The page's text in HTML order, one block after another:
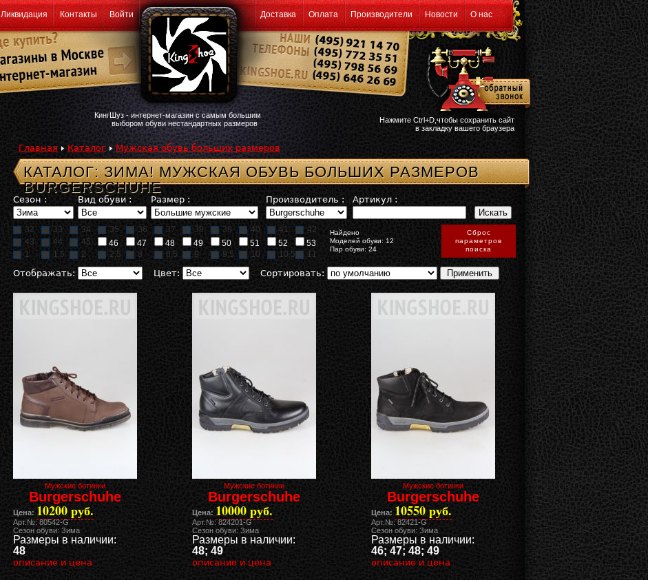
Ликвидация Контакты Войти Доставка Оплата Производители Новости О нас
КингШуз - интернет-магазин с самым большим
выбором обуви нестандартных размеров
Нажмите Ctrl+D,чтобы сохранить сайт
в закладку вашего браузера
Главная Каталог Мужская обувь больших размеров
КАТАЛОГ: ЗИМА! МУЖСКАЯ ОБУВЬ БОЛЬШИХ РАЗМЕРОВ
BURGERSCHUHE
Сезон : Вид обуви : Размер : Производитель : Артикул :
32 33 34 35 36 37 38 39 40 41
42
43
44 45 46 47 48 49 50 51 52
53
1
1,5 2 2,5 8 8,5 9 9,5 10 10,5 11
Найдено
Моделей обуви: 12
Пар обуви: 24
Сброс
параметров
поиска
Отображать: Цвет: Сортировать:
Мужские ботинки
Burgerschuhe
Мужские ботинки
Burgerschuhe
Мужские ботинки
Burgerschuhe
Цена: 10200 руб.
Арт.№: 80542-G
Сезон обуви: Зима
Размеры в наличии:
48
описание и цена
Цена: 10000 руб.
Арт.№: 824201-G
Сезон обуви: Зима
Размеры в наличии:
48; 49
описание и цена
Цена: 10550 руб.
Арт.№: 82421-G
Сезон обуви: Зима
Размеры в наличии:
46; 47; 48; 49
описание и цена